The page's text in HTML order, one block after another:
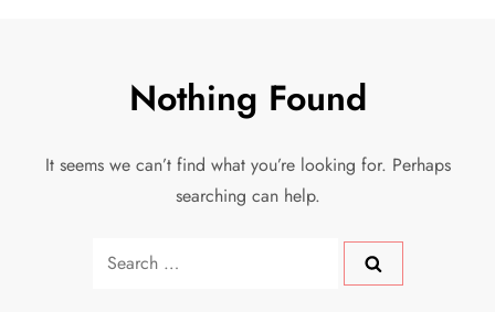
Nothing Found
It seems we can’t find what you’re looking for. Perhaps
searching can help.
Search